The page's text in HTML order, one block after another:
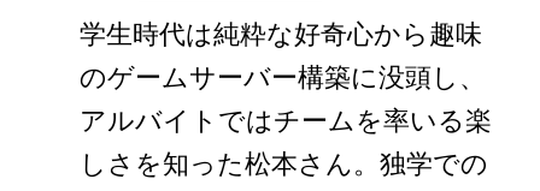
学生時代は純粋な好奇心から趣味
のゲームサーバー構築に没頭し、
アルバイトではチームを率いる楽
しさを知った松本さん。独学での